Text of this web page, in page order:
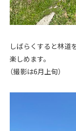
しばらくすると林道
楽しめます。
（撮影は6月上旬）